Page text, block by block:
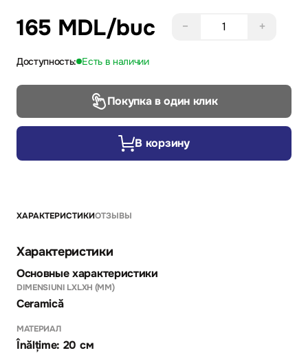
165 MDL/buc − +
Доступность: Есть в наличии
Покупка в один клик
В корзину
ХАРАКТЕРИСТИКИОТЗЫВЫ
Характеристики
Основные характеристики
DIMENSIUNI LXLXH (MM)
Ceramică
МАТЕРИАЛ
Înălțime: 20 см